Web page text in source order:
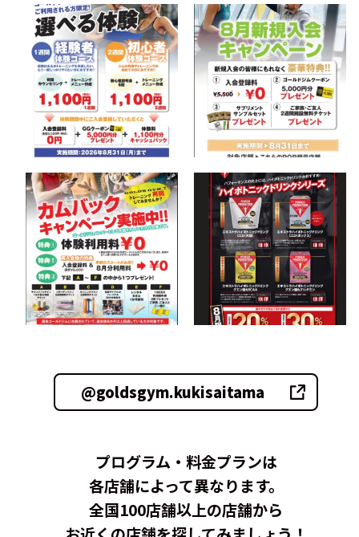
@goldsgym.kukisaitama
プログラム・料金プランは
各店舗によって異なります。
全国100店舗以上の店舗から